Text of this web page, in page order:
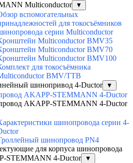
Multiconductor
▼
вспомогательных
для токосъёмников
серии Multiconductor
Multiconductor BMV35
Multiconductor BMV70
Multiconductor BMV100
для токосъёмника
BMV/TTB
шинопривод 4-Ductor
▼
AKAPP-STEMMANN 4-Ductor
AKAPP-STEMMANN 4-Ductor
шинопровода серии 4-
шинопровод PN4
для корпуса шинопровода
STEMMANN 4-Ductor
▼